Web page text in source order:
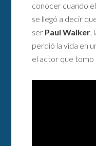
conocer cuando
se llegó a decir
ser Paul Walker,
perdió la vida en
el actor que tomo